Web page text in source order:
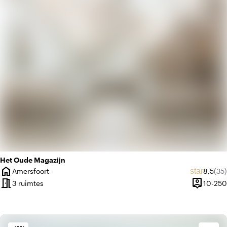
Het Oude Magazijn
home
Plaats
Amersfoort star8,5(35)
meeting_room3 ruimtes person_pin10-250